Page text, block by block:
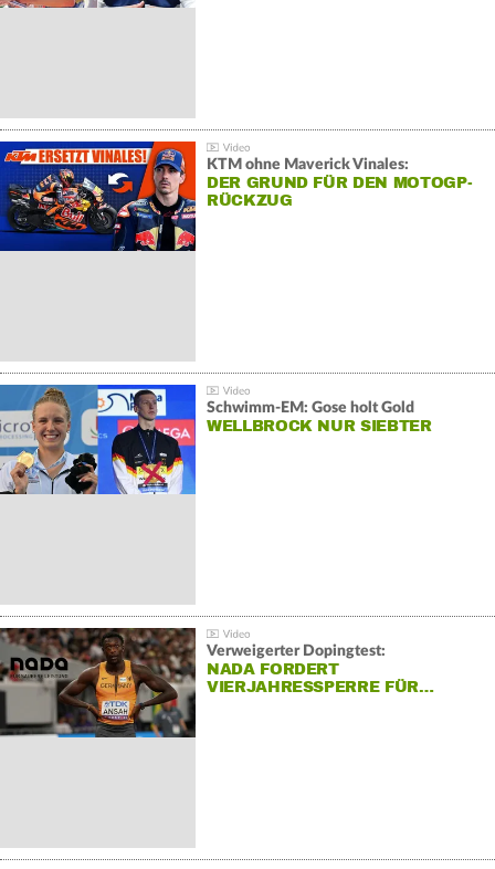
KTM ohne Maverick Vinales:
DER GRUND FÜR DEN MOTOGP-
RÜCKZUG
Schwimm-EM: Gose holt Gold
WELLBROCK NUR SIEBTER
Verweigerter Dopingtest:
NADA FORDERT
VIERJAHRESSPERRE FÜR…